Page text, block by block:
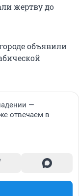
жертву до
объявили
—
отвечаем в